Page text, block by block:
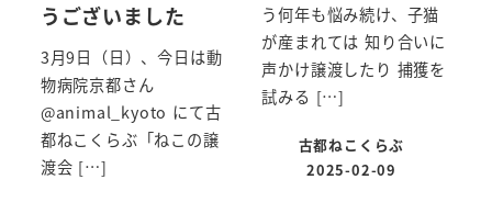
うございました
3月9日（日）、今日は動
物病院京都さん
@animal_kyoto にて古
都ねこくらぶ「ねこの譲
渡会 […]
う何年も悩み続け、子猫
が産まれては 知り合いに
声かけ譲渡したり 捕獲を
試みる […]
古都ねこくらぶ
2025-02-09